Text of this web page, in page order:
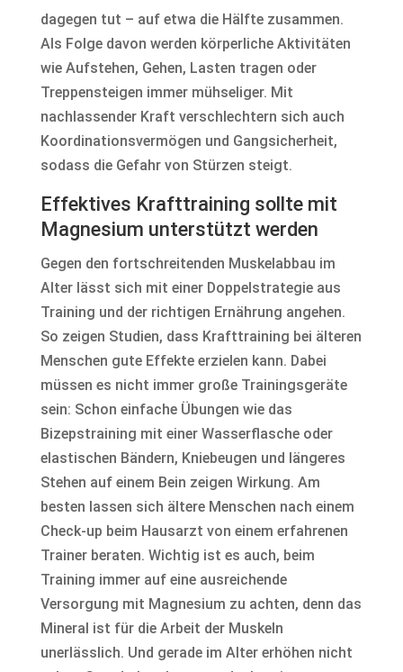
dagegen tut – auf etwa die Hälfte zusammen.
Als Folge davon werden körperliche Aktivitäten
wie Aufstehen, Gehen, Lasten tragen oder
Treppensteigen immer mühseliger. Mit
nachlassender Kraft verschlechtern sich auch
Koordinationsvermögen und Gangsicherheit,
sodass die Gefahr von Stürzen steigt.
Effektives Krafttraining sollte mit
Magnesium unterstützt werden
Gegen den fortschreitenden Muskelabbau im
Alter lässt sich mit einer Doppelstrategie aus
Training und der richtigen Ernährung angehen.
So zeigen Studien, dass Krafttraining bei älteren
Menschen gute Effekte erzielen kann. Dabei
müssen es nicht immer große Trainingsgeräte
sein: Schon einfache Übungen wie das
Bizepstraining mit einer Wasserflasche oder
elastischen Bändern, Kniebeugen und längeres
Stehen auf einem Bein zeigen Wirkung. Am
besten lassen sich ältere Menschen nach einem
Check-up beim Hausarzt von einem erfahrenen
Trainer beraten. Wichtig ist es auch, beim
Training immer auf eine ausreichende
Versorgung mit Magnesium zu achten, denn das
Mineral ist für die Arbeit der Muskeln
unerlässlich. Und gerade im Alter erhöhen nicht